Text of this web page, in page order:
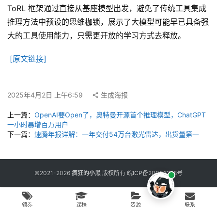
工
具
博
章
免
费
ToRL 框架通过直接从基座模型出发，避免了传统工具集成
推理方法中预设的思维枷锁，展示了大模型可能早已具备强
大的工具使用能力，只需更开放的学习方式去释放。
[原文链接]
2025年4月2日 上午6:59 生成海报
上一篇： OpenAI要Open了，奥特曼开源首个推理模型，ChatGPT
一小时暴增百万用户
下一篇： 速腾年报详解：一年交付54万台激光雷达，出货量第一
©2021-2026 疯狂的小黑 版权所有 皖ICP备20006298号
领券 课程 资源 联系